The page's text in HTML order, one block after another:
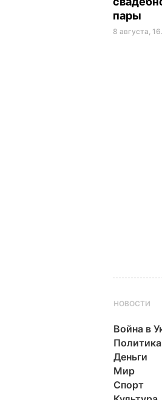
пары
8 августа,
НОВОСТИ
Война в
Политика
Деньги
Мир
Спорт